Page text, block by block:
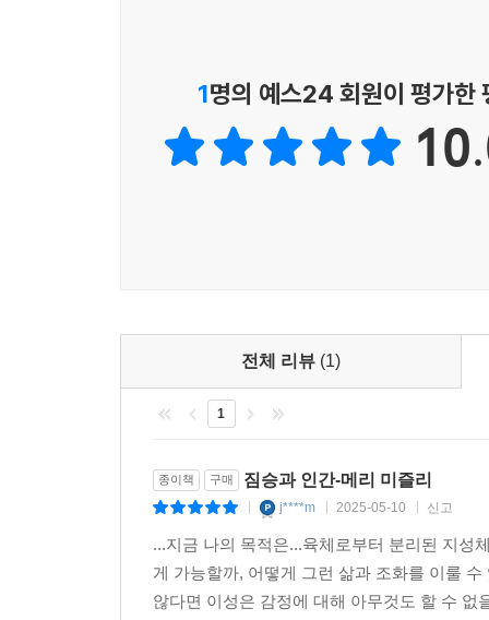
리가 아니라 큰키나무라고 해야 할까? 사람들은
히 우듬지 자리를 차지할 것이라고 느끼기 때문
줄기도 없고 따라서 주된 성장 방향도 없는 떨기
인간의 범위는 모두 겹치기는 하지만, 각자가 가
것은 이 장점의 한 측면일 뿐이다. 만일 우리가 모
니는 전체 범위는 개인으로서는 누구도 다 품을
하다. 인간이 가진 소리 전체를 내려면 전원이 합
거기 속하는 더 많은 요소를 발견함으로써 끊임
자 등 명백하게 부류가 다른 사람들에게 별도의
대적으로 필요해 보인다.
--- p.541~542
아니라 유전자 때문에 그런 거야).
‘트루스니스(truthiness)’. 코미디언 스티븐 콜
싶은 것이 진실이 되는 시대다. 그리고 그렇게
본성은 분명 존재하며 잔인하고 저열하다고
생각합니다. 그리고 다른 동물들은 그렇게 ‘야수
_『가디언』 인터뷰에서
애초에 미즐리는 진화 생물학자들과 싸우려는
문화가 모든 것을 형성한다는 주장―에 대한 비판
에드워드 윌슨의 『사회생물학』(1975)에 대
출판했다. 당시 그의 나이는 59세였다.
1명의 예스24 회원이 평가한
전체 리뷰 (1)
1
종이책 구매 짐승과 인간-메리 미즐리
j****m 2025-05-10 신고
...지금 나의 목적은...육체로부터 분리된 지성
게 가능할까, 어떻게 그런 삶과 조화를 이룰
않다면 이성은 감정에 대해 아무것도 할 수